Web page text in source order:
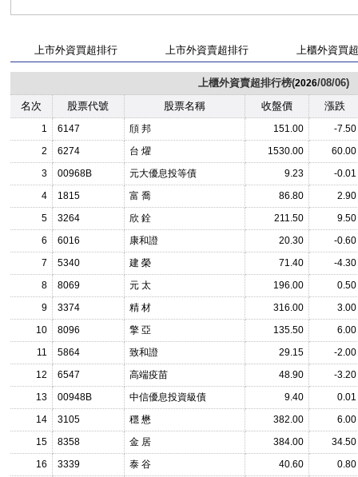
上市外資買超排行 上市外資賣超排行 上櫃外資買
上櫃外資賣超排行榜(2026/08/06)
名次
股票代號 股票名稱 收盤價 漲跌
1 6147 頎 邦 151.00
-7.50
2
6274 台 燿 1530.00
60.00
3
00968B 元大優息投等債 9.23
-0.01
4
1815 富 喬 86.80
2.90
5
3264 欣 銓 211.50
9.50
6
6016 康和證 20.30
-0.60
7
5340 建 榮 71.40
-4.30
8
8069 元 太 196.00
0.50
9
3374 精 材 316.00
3.00
10
8096 擎 亞 135.50
6.00
11
5864 致和證 29.15
-2.00
12
6547 高端疫苗 48.90
-3.20
13
00948B 中信優息投資級債 9.40
0.01
14
3105 穩 懋 382.00
6.00
15
8358 金 居 384.00
34.50
16
3339 泰 谷 40.60
0.80